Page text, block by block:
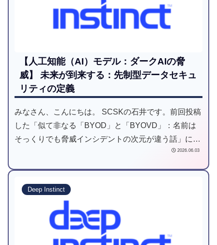
【人工知能（AI）モデル：ダークAIの脅
威】 未来が到来する：先制型データセキュ
リティの定義
みなさん、こんにちは。 SCSKの石井です。前回投稿
した「似て非なる「BYOD」と「BYOVD」：名前は
そっくりでも脅威インシデントの次元が違う話」につ
いて略語ながら全く違うものだとご理解いただけたで
2026.06.03
Deep Instinct